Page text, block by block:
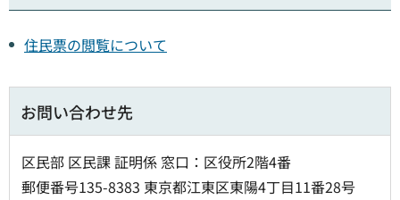
住民票の閲覧について
お問い合わせ先
区民部 区民課 証明係 窓口：区役所2階4番
郵便番号135-8383 東京都江東区東陽4丁目11番28号